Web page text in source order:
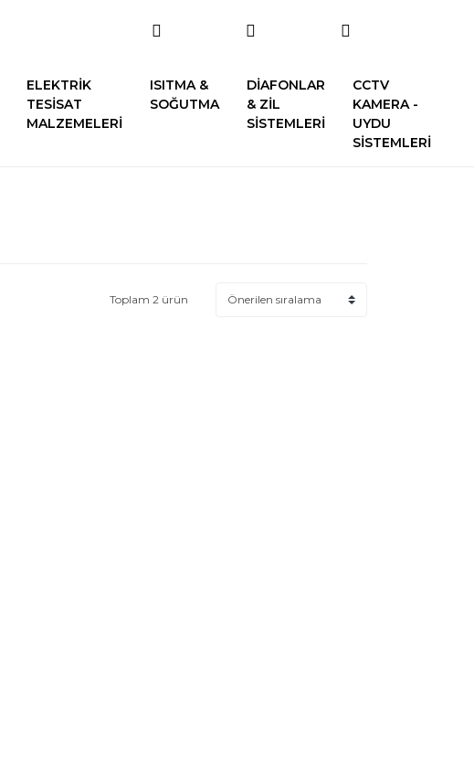
ELEKTRİK
TESİSAT
MALZEMELERİ
ISITMA &
SOĞUTMA
DİAFONLAR
& ZİL
SİSTEMLERİ
CCTV
KAMERA -
UYDU
SİSTEMLERİ
Toplam 2 ürün